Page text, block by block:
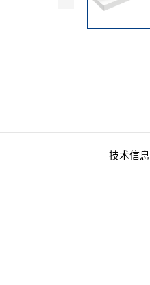
技术信息